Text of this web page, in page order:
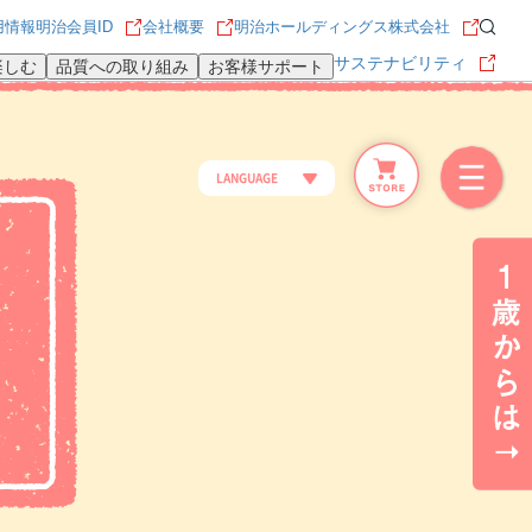
む 品質への取り組み お客様サポート サステナビリティ
情報明治会員ID 会社概要 明治ホールディングス株式会社
LANGUAGE